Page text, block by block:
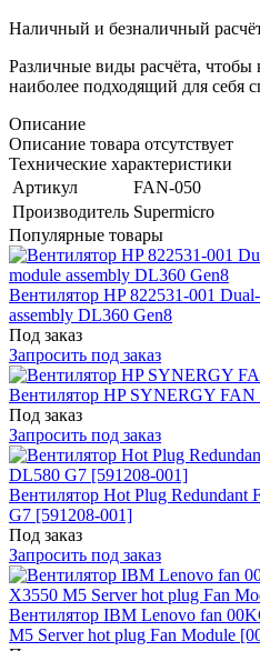
Наличный и безналичный
Различные виды расчёта,
наиболее подходящий для себя
Описание
Описание товара отсутствует
Технические характеристики
Артикул
FAN-050
Производитель Supermicro
Популярные товары
Вентилятор HP 822531-001
assembly DL360 Gen8
Под заказ
Запросить под заказ
Вентилятор HP SYNERGY
Под заказ
Запросить под заказ
Вентилятор Hot Plug Redundant
G7 [591208-001]
Под заказ
Запросить под заказ
Вентилятор IBM Lenovo fan
M5 Server hot plug Fan Module